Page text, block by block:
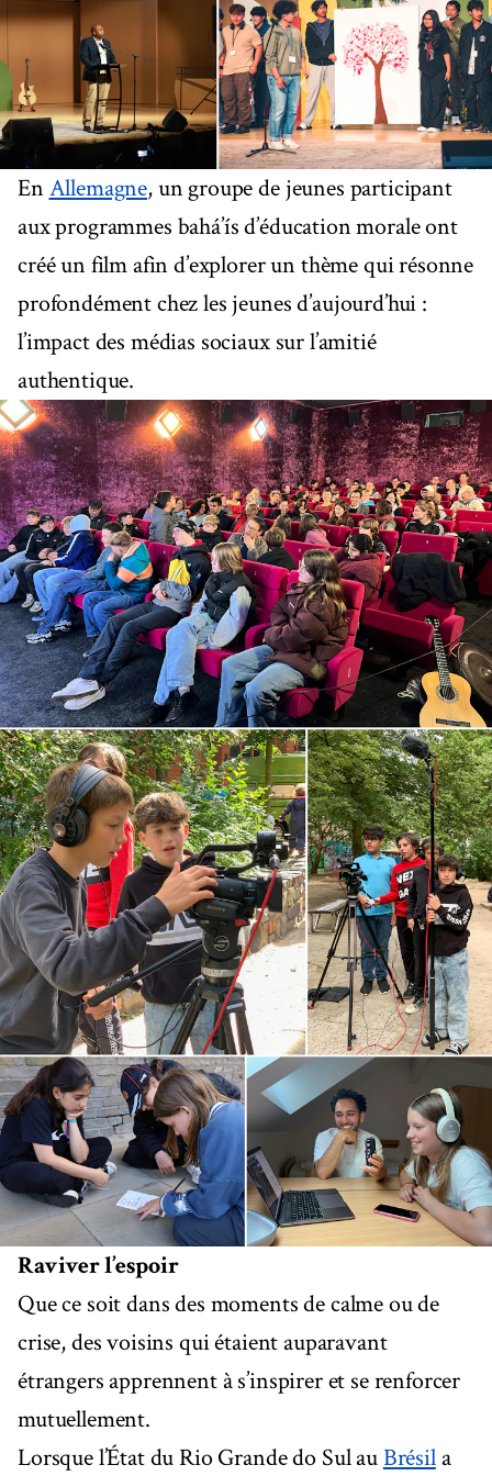
En Allemagne, un groupe de jeunes participant
aux programmes bahá’ís d’éducation morale ont
créé un film afin d’explorer un thème qui résonne
profondément chez les jeunes d’aujourd’hui :
l’impact des médias sociaux sur l’amitié
authentique.
Raviver l’espoir
Que ce soit dans des moments de calme ou de
crise, des voisins qui étaient auparavant
étrangers apprennent à s’inspirer et se renforcer
mutuellement.
Lorsque l’État du Rio Grande do Sul auBrésila